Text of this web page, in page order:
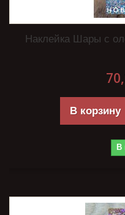
Наклейка Шары с
В корзину
В